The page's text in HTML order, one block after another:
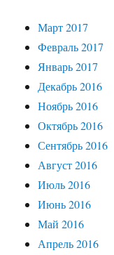
Март 2017
Февраль 2017
Январь 2017
Декабрь 2016
Ноябрь 2016
Октябрь 2016
Сентябрь 2016
Август 2016
Июль 2016
Июнь 2016
Май 2016
Апрель 2016